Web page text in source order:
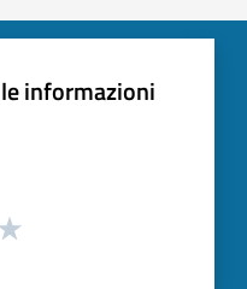
informazioni